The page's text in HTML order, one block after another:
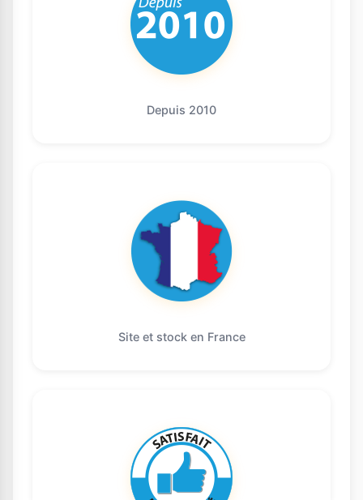
Depuis 2010
Site et stock en France